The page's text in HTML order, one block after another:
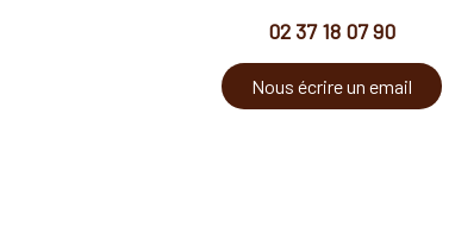
02 37 18 07 90
Nous écrire un email